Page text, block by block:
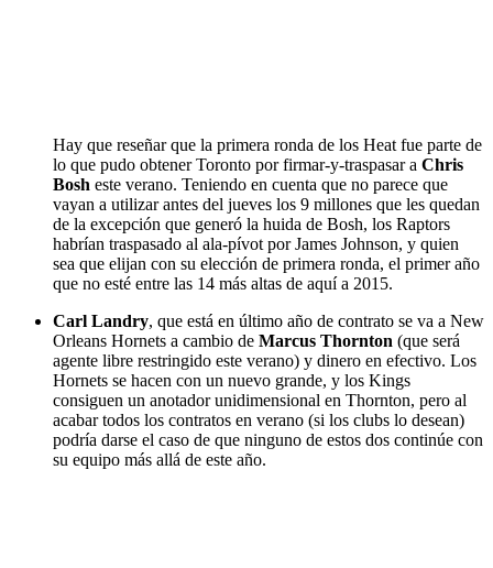
Hay que reseñar que la primera ronda de los Heat fue parte de
lo que pudo obtener Toronto por firmar-y-traspasar a Chris
Bosh este verano. Teniendo en cuenta que no parece que
vayan a utilizar antes del jueves los 9 millones que les quedan
de la excepción que generó la huida de Bosh, los Raptors
habrían traspasado al ala-pívot por James Johnson, y quien
sea que elijan con su elección de primera ronda, el primer año
que no esté entre las 14 más altas de aquí a 2015.
Carl Landry, que está en último año de contrato se va a New
Orleans Hornets a cambio de Marcus Thornton (que será
agente libre restringido este verano) y dinero en efectivo. Los
Hornets se hacen con un nuevo grande, y los Kings
consiguen un anotador unidimensional en Thornton, pero al
acabar todos los contratos en verano (si los clubs lo desean)
podría darse el caso de que ninguno de estos dos continúe con
su equipo más allá de este año.